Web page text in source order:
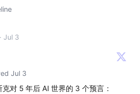
· Jul 3
Jul 3
对 5 年后 AI 世界的 3 个预言：